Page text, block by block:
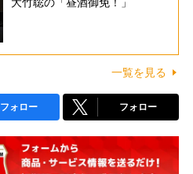
一覧を見る
フォロー フォロー